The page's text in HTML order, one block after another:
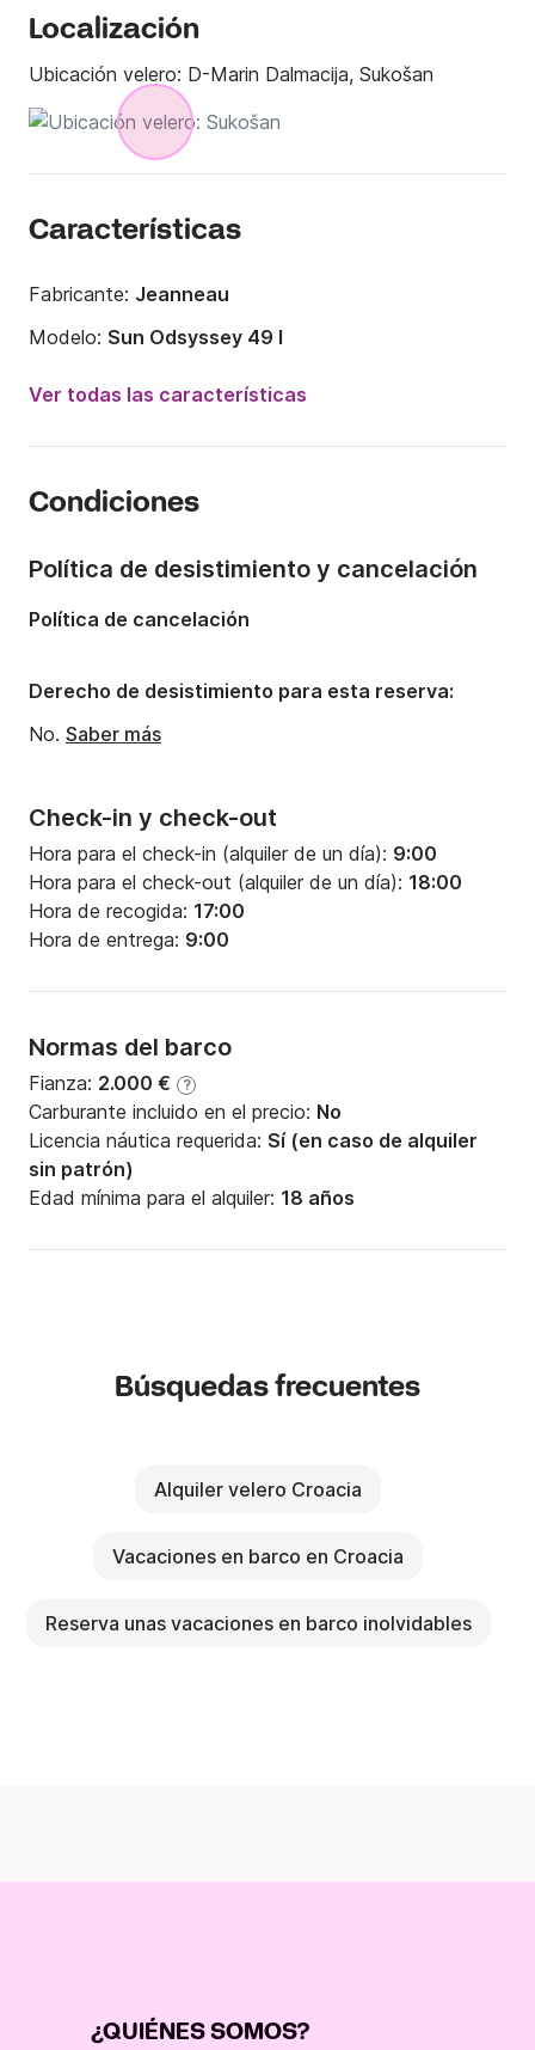
Localización
Ubicación velero: D-Marin Dalmacija, Sukošan
Características
Fabricante: Jeanneau
Modelo: Sun Odsyssey 49 I
Número de camas:
Calado: 2.15m
Potencia del motor:
Ver todas las características
Condiciones
Check-in y check-out
Hora para el check-in (alquiler de un día): 9:00
Hora para el check-out (alquiler de un día): 18:00
Hora de recogida: 17:00
Hora de entrega: 9:00
Normas del barco
Fianza: 2.000 € ?
Carburante incluido en el precio: No
Licencia náutica requerida: Sí (en caso de alquiler
sin patrón)
Edad mínima para el alquiler: 18 años
Política de desistimiento y cancelación
Política de cancelación
Derecho de desistimiento para esta reserva:
No. Saber más
Búsquedas frecuentes
Alquiler velero Croacia
Vacaciones en barco en Croacia
Reserva unas vacaciones en barco inolvidables
¿QUIÉNES SOMOS?